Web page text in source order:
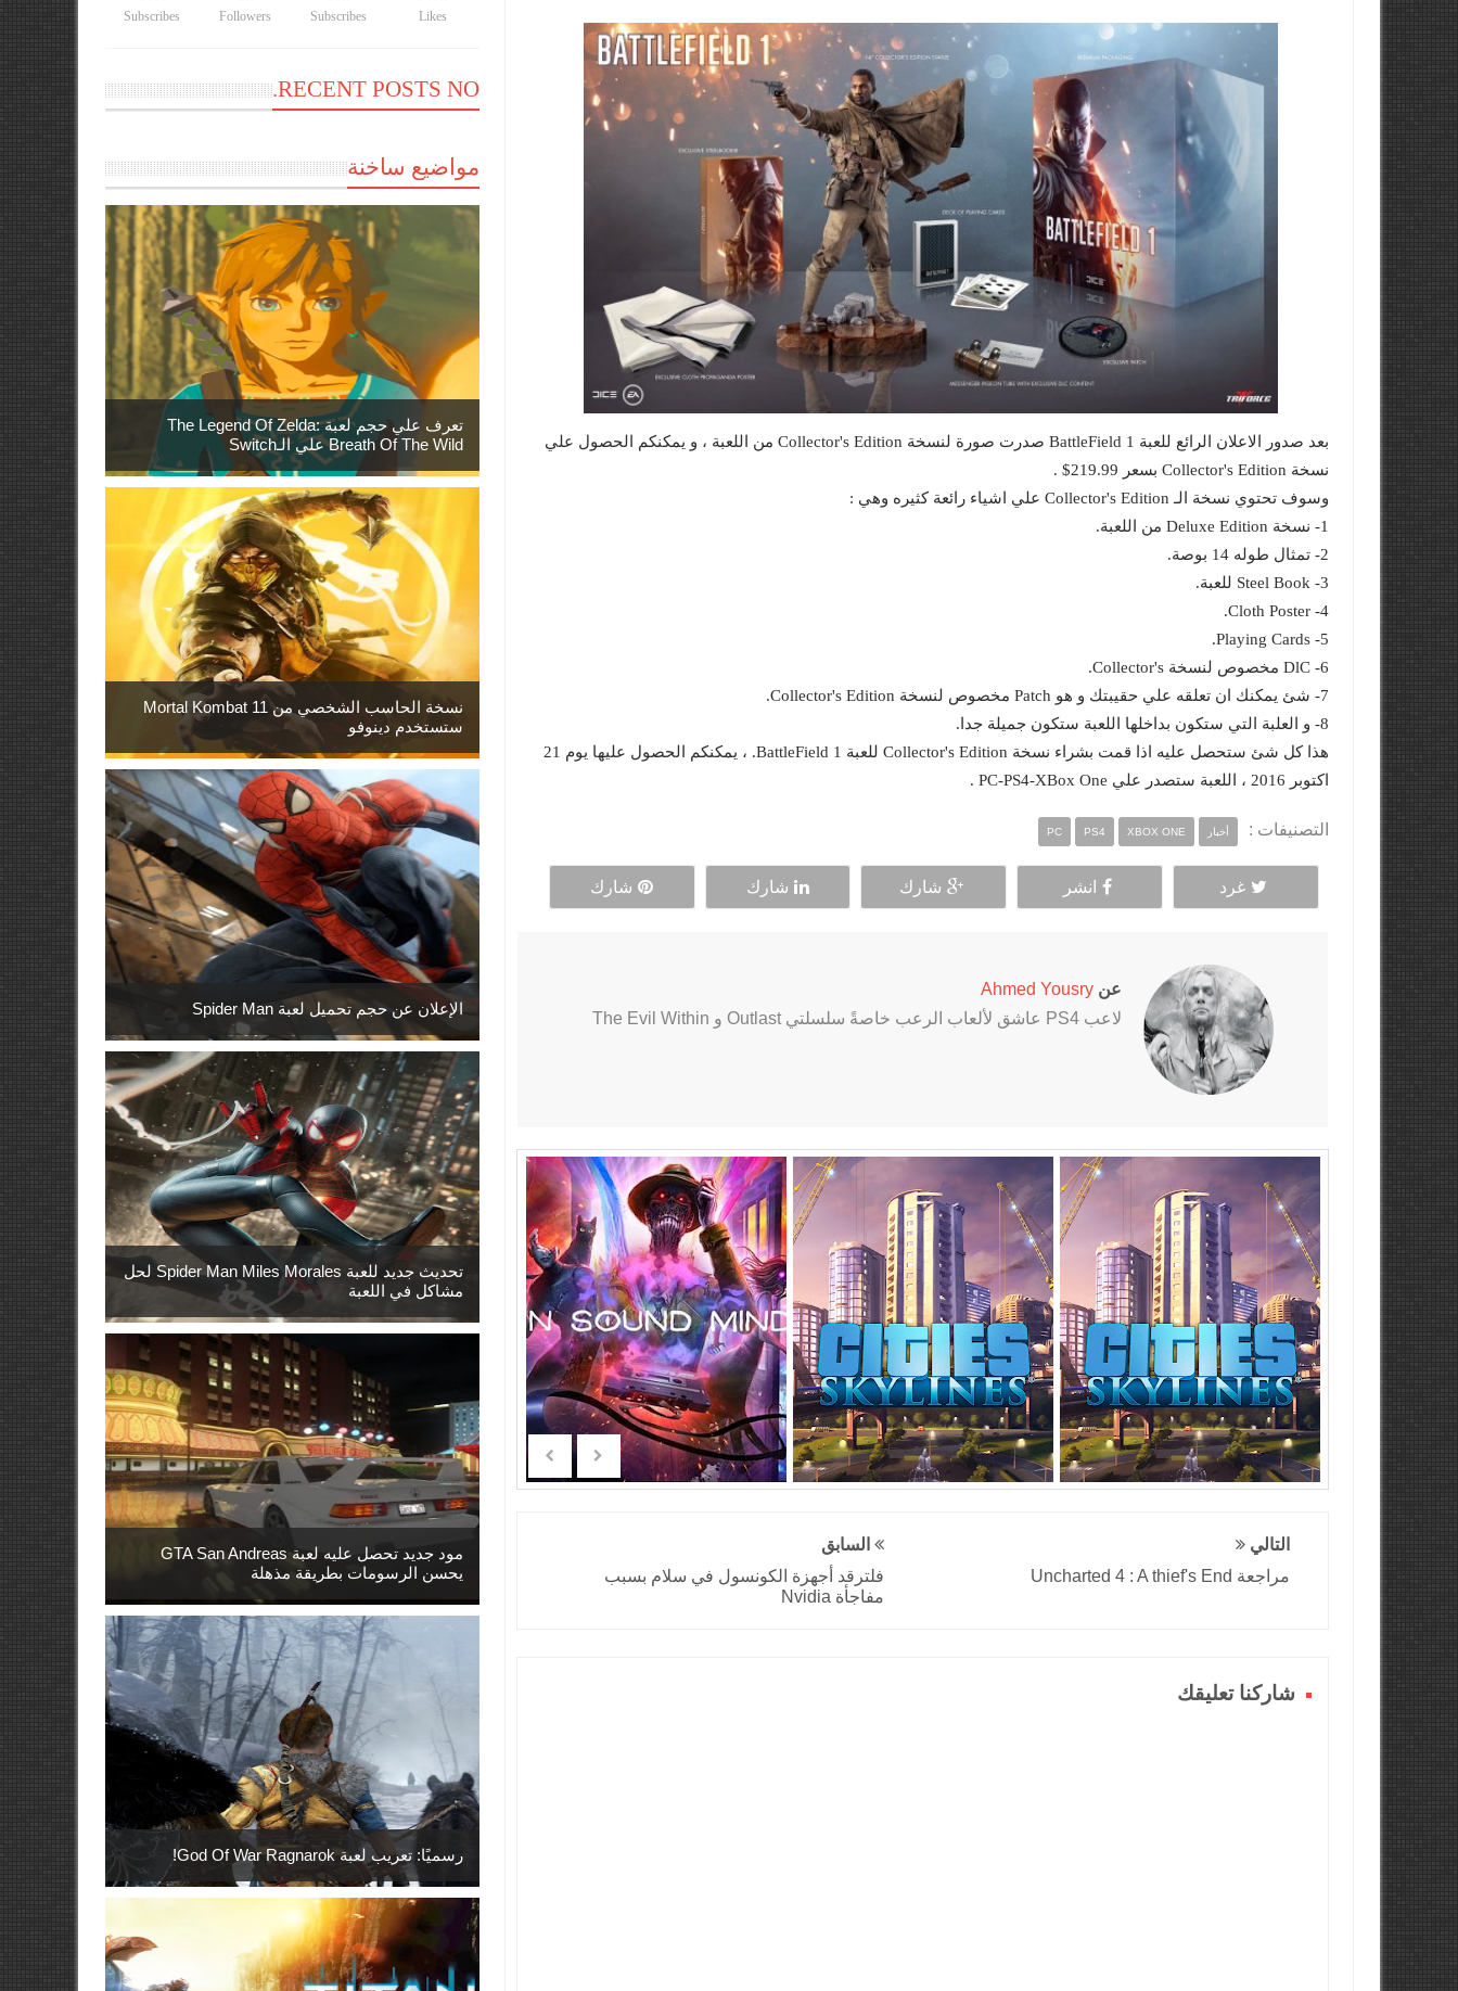
بعد صدور الاعلان الرائع للعبة BattleField 1 صدرت صورة لنسخة Collector's Edition من اللعبة ، و يمكنكم الحصول علي
نسخة Collector's Edition بسعر 219.99$ .
وسوف تحتوي نسخة الـ Collector's Edition علي اشياء رائعة كثيره وهي :
1- نسخة Deluxe Edition من اللعبة.
2- تمثال طوله 14 بوصة.
3- Steel Book للعبة.
4- Cloth Poster.
5- Playing Cards.
6- DlC مخصوص لنسخة Collector's.
7- شئ يمكنك ان تعلقه علي حقيبتك و هو Patch مخصوص لنسخة Collector's Edition.
8- و العلبة التي ستكون بداخلها اللعبة ستكون جميلة جدا.
هذا كل شئ ستحصل عليه اذا قمت بشراء نسخة Collector's Edition للعبة BattleField 1. ، يمكنكم الحصول عليها يوم 21
اكتوبر 2016 ، اللعبة ستصدر علي PC-PS4-XBox One .
التصنيفات : أخبار PC PS4 XBOX ONE
غرد انشر شارك شارك شارك
عن Ahmed Yousry
لاعب PS4 عاشق لألعاب الرعب خاصةً سلسلتي Outlast و The Evil Within
التالي
مراجعة Uncharted 4 : A thief's End
السابق
فلترقد أجهزة الكونسول في سلام بسبب
مفاجأة Nvidia
شاركنا تعليقك
Likes
Subscribes
Followers
Subscribes
RECENT POSTS NO.
مواضيع ساخنة
تعرف علي حجم لعبة The Legend Of Zelda:
Breath Of The Wild علي الـSwitch
نسخة الحاسب الشخصي من Mortal Kombat 11
ستستخدم دينوفو
الإعلان عن حجم تحميل لعبة Spider Man
تحديث جديد للعبة Spider Man Miles Morales لحل
مشاكل في اللعبة
مود جديد تحصل عليه لعبة GTA San Andreas
يحسن الرسومات بطريقة مذهلة
رسميًا: تعريب لعبة God Of War Ragnarok!